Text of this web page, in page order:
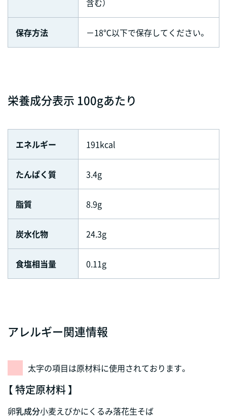
含む）
保存方法 －18℃以下で保存してください。
栄養成分表示 100gあたり
エネルギー 191kcal
たんぱく質 3.4g
脂質 8.9g
炭水化物 24.3g
食塩相当量 0.11g
アレルギー関連情報
太字の項目は原材料に使用されております。
【 特定原材料 】
卵乳成分小麦えびかにくるみ落花生そば